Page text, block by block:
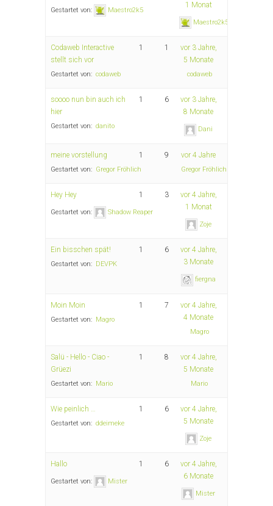
Gestartet von: Maestro2k5
1 Monat
Maestro2k5
Codaweb Interactive
stellt sich vor
Gestartet von: codaweb
1 1
vor 3 Jahre,
5 Monate
codaweb
soooo nun bin auch ich
hier
Gestartet von: danito
1 6
vor 3 Jahre,
8 Monate
Dani
meine vorstellung
Gestartet von: Gregor Fröhlich
1 9 vor 4 Jahre
Gregor Fröhlich
Hey Hey
Gestartet von: Shadow Reaper
1 3
vor 4 Jahre,
1 Monat
Zoje
Ein bisschen spät!
Gestartet von: DEVPK
1 6
vor 4 Jahre,
3 Monate
fiergna
Moin Moin
Gestartet von: Magro
1 7
vor 4 Jahre,
4 Monate
Magro
Salü - Hello - Ciao -
Grüezi
Gestartet von: Mario
1 8
vor 4 Jahre,
5 Monate
Mario
Wie peinlich …
Gestartet von: ddeimeke
1 6
vor 4 Jahre,
5 Monate
Zoje
Hallo
Gestartet von: Mister
1 6
vor 4 Jahre,
6 Monate
Mister